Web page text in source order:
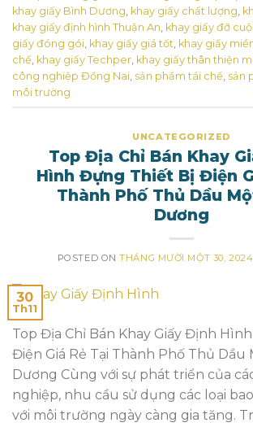
khay giấy Bình Dương khay giấy chất lượng
khay giấy định hình Thuận An khay giấy đỡ
giấy đóng gói khay giấy giá tốt khay giấy
chế khay giấy Techper khay giấy thân thiện
công nghiệp Đồng Nai sản phẩm tái chế sản
môi trường
UNCATEGORIZED
Top Địa Chỉ Bán Khay
Hình Đựng Thiết Bị Điện
Thành Phố Thủ Dầu
Dương
POSTED ONTHÁNG MƯỜI MỘT 30, 2024
30
Th11
Top Địa Chỉ Bán Khay Giấy Định
Điện Giá Rẻ Tại Thành Phố Thủ Dầu
Dương Cùng với sự phát triển của
nghiệp, nhu cầu sử dụng các loại
với môi trường ngày càng gia tăng.